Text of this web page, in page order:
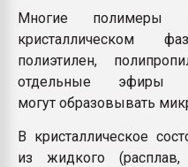
Многие полимеры
кристаллическом
полиэтилен,
отдельные эфиры
могут образовывать
В кристаллическое
из жидкого